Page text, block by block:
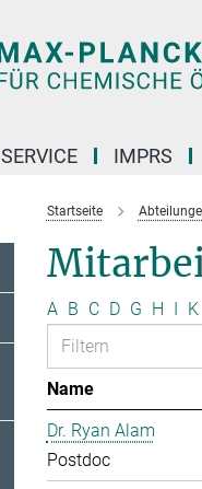
SERVICE IMPRS
Startseite
A B C D G H I K
Name
Dr. Ryan Alam
Postdoc